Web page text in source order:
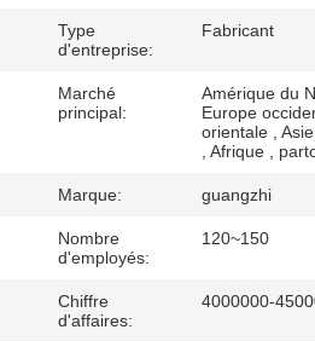
D'USINE
CONTRÔLE
QUALITÉ
CONTACTEZ-
NOUS
Type
d'entreprise:
Fabricant
Marché
principal:
Amérique du
Europe
orientale ,
, Afrique ,
Marque: guangzhi
Nombre
d'employés:
120~150
Chiffre
d'affaires:
4000000-